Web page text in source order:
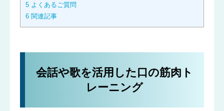
5 よくあるご質問
6 関連記事
会話や歌を活用した口の筋肉ト
レーニング